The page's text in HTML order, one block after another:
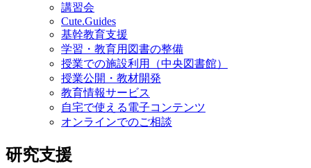
講習会
Cute.Guides
基幹教育支援
学習・教育用図書の整備
授業での施設利用（中央図書館）
授業公開・教材開発
教育情報サービス
自宅で使える電子コンテンツ
オンラインでのご相談
研究支援